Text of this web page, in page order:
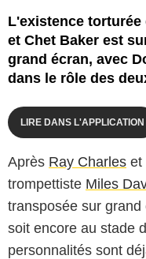
L'existence
et Chet Baker est
grand écran, avec
dans le rôle des
LIRE DANS L'APPLICATION
Après Ray Charles et
trompettiste Miles
transposée sur
soit encore au stade
personnalités sont